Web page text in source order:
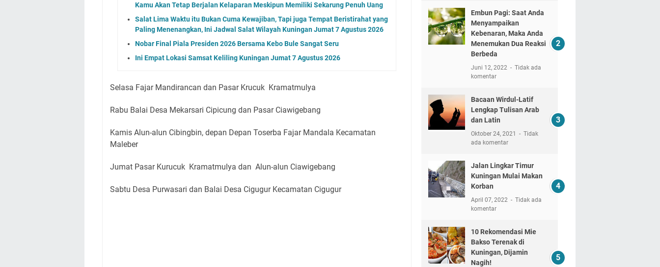
Kamu Akan Tetap Berjalan Kelaparan Meskipun Memiliki Sekarung Penuh Uang
Salat Lima Waktu itu Bukan Cuma Kewajiban, Tapi juga Tempat Beristirahat yang
Paling Menenangkan, Ini Jadwal Salat Wilayah Kuningan Jumat 7 Agustus 2026
Nobar Final Piala Presiden 2026 Bersama Kebo Bule Sangat Seru
Ini Empat Lokasi Samsat Keliling Kuningan Jumat 7 Agustus 2026
Selasa Fajar Mandirancan dan Pasar Krucuk Kramatmulya
Rabu Balai Desa Mekarsari Cipicung dan Pasar Ciawigebang
Kamis Alun-alun Cibingbin, depan Depan Toserba Fajar Mandala Kecamatan
Maleber
Jumat Pasar Kurucuk Kramatmulya dan Alun-alun Ciawigebang
Sabtu Desa Purwasari dan Balai Desa Cigugur Kecamatan Cigugur
Embun Pagi: Saat Anda
Menyampaikan
Kebenaran, Maka Anda
Menemukan Dua Reaksi
Berbeda
Juni 12, 2022
Tidak ada
komentar
Bacaan Wirdul-Latif
Lengkap Tulisan Arab
dan Latin
Oktober 24, 2021
Tidak
ada komentar
Jalan Lingkar Timur
Kuningan Mulai Makan
Korban
April 07, 2022
Tidak ada
komentar
10 Rekomendasi Mie
Bakso Terenak di
Kuningan, Dijamin
Nagih!